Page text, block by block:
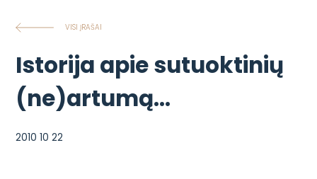
VISI ĮRAŠAI
Istorija apie sutuoktinių
(ne)artumą…
2010 10 22